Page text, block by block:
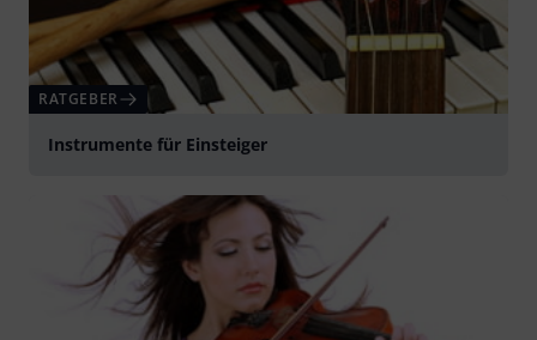
RATGEBER
Instrumente für Einsteiger